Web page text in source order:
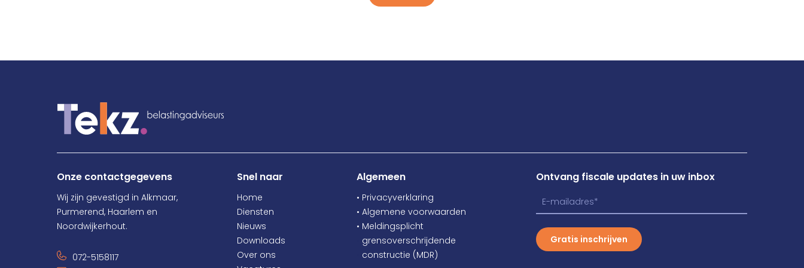
Onze contactgegevens
Wij zijn gevestigd in Alkmaar,
Purmerend, Haarlem en
Noordwijkerhout.
072-5158117
Snel naar
Home
Diensten
Nieuws
Downloads
Over ons
Algemeen
• Privacyverklaring
• Algemene voorwaarden
• Meldingsplicht
grensoverschrijdende
constructie (MDR)
Ontvang fiscale updates in uw inbox
Gratis inschrijven